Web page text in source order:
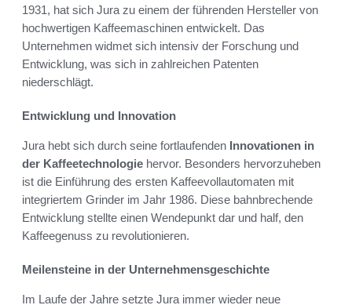
1931, hat sich Jura zu einem der führenden Hersteller von
hochwertigen Kaffeemaschinen entwickelt. Das
Unternehmen widmet sich intensiv der Forschung und
Entwicklung, was sich in zahlreichen Patenten
niederschlägt.
Entwicklung und Innovation
Jura hebt sich durch seine fortlaufenden Innovationen in
der Kaffeetechnologie hervor. Besonders hervorzuheben
ist die Einführung des ersten Kaffeevollautomaten mit
integriertem Grinder im Jahr 1986. Diese bahnbrechende
Entwicklung stellte einen Wendepunkt dar und half, den
Kaffeegenuss zu revolutionieren.
Meilensteine in der Unternehmensgeschichte
Im Laufe der Jahre setzte Jura immer wieder neue